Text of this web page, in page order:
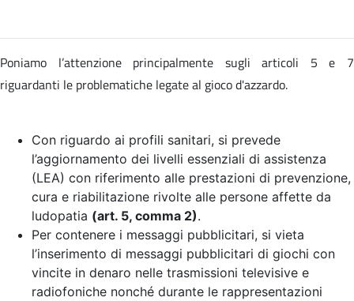
Poniamo l’attenzione principalmente sugli articoli 5 e 7
riguardanti le problematiche legate al gioco d'azzardo.
Con riguardo ai profili sanitari, si prevede
l’aggiornamento dei livelli essenziali di assistenza
(LEA) con riferimento alle prestazioni di prevenzione,
cura e riabilitazione rivolte alle persone affette da
ludopatia (art. 5, comma 2).
Per contenere i messaggi pubblicitari, si vieta
l’inserimento di messaggi pubblicitari di giochi con
vincite in denaro nelle trasmissioni televisive e
radiofoniche nonché durante le rappresentazioni